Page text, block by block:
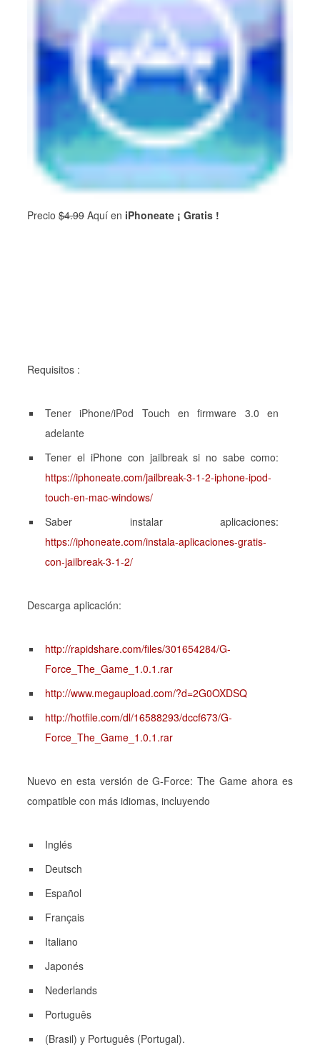
Precio $4.99 Aquí en iPhoneate ¡ Gratis !
Requisitos :
Tener iPhone/iPod Touch en firmware 3.0 en
adelante
Tener el iPhonecon jailbreaksi no sabe como:
https://iphoneate.com/jailbreak-3-1-2-iphone-ipod-
touch-en-mac-windows/
Saber instalar aplicaciones:
https://iphoneate.com/instala-aplicaciones-gratis-
con-jailbreak-3-1-2/
Descarga aplicación:
http://rapidshare.com/files/301654284/G-
Force_The_Game_1.0.1.rar
http://www.megaupload.com/?d=2G0OXDSQ
http://hotfile.com/dl/16588293/dccf673/G-
Force_The_Game_1.0.1.rar
Nuevo en esta versión de G-Force: The Game ahora es
compatible con más idiomas, incluyendo
Inglés
Deutsch
Español
Français
Italiano
Japonés
Nederlands
Português
(Brasil) y Português (Portugal).